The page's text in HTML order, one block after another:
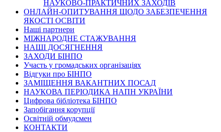
НАУКОВО-ПРАКТИЧНИХ ЗАХОДІВ
ОНЛАЙН-ОПИТУВАННЯ ЩОДО ЗАБЕЗПЕЧЕННЯ
ЯКОСТІ ОСВІТИ
Наші партнери
МІЖНАРОДНЕ СТАЖУВАННЯ
НАШІ ДОСЯГНЕННЯ
ЗАХОДИ БІНПО
Участь у громадських організаціях
Відгуки про БІНПО
ЗАМІЩЕННЯ ВАКАНТНИХ ПОСАД
НАУКОВА ПЕРІОДИКА НАПН УКРАЇНИ
Цифрова бібліотека БІНПО
Запобігання корупції
Освітній обмудсмен
КОНТАКТИ